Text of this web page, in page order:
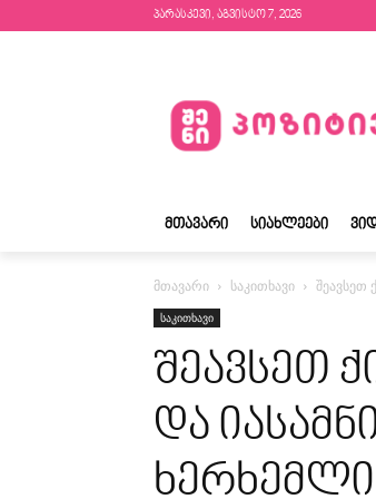
პარასკევი, აგვისტო 7, 2026
ᲛᲗᲐᲕᲐᲠᲘ ᲡᲘᲐᲮᲚᲔᲔᲑᲘ
მთავარი საკითხავი შეავსეთ
საკითხავი
შეავსეთ
და